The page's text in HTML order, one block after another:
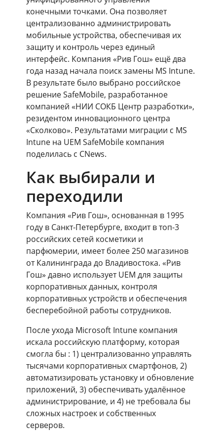
конечными точками. Она позволяет
централизованно администрировать
мобильные устройства, обеспечивая их
защиту и контроль через единый
интерфейс. Компания «Рив Гош» ещё два
года назад начала поиск замены MS Intune.
В результате было выбрано российское
решение SafeMobile, разработанное
компанией «НИИ СОКБ Центр разработки»,
резидентом инновационного центра
«Сколково». Результатами миграции с MS
Intune на UEM SafeMobile компания
поделилась с CNews.
Как выбирали и
переходили
Компания «Рив Гош», основанная в 1995
году в Санкт-Петербурге, входит в топ-3
российских сетей косметики и
парфюмерии, имеет более 250 магазинов
от Калининграда до Владивостока. «Рив
Гош» давно использует UEM для защиты
корпоративных данных, контроля
корпоративных устройств и обеспечения
бесперебойной работы сотрудников.
После ухода Microsoft Intune компания
искала российскую платформу, которая
смогла бы : 1) централизованно управлять
тысячами корпоративных смартфонов, 2)
автоматизировать установку и обновление
приложений, 3) обеспечивать удалённое
администрирование, и 4) не требовала бы
сложных настроек и собственных
серверов.